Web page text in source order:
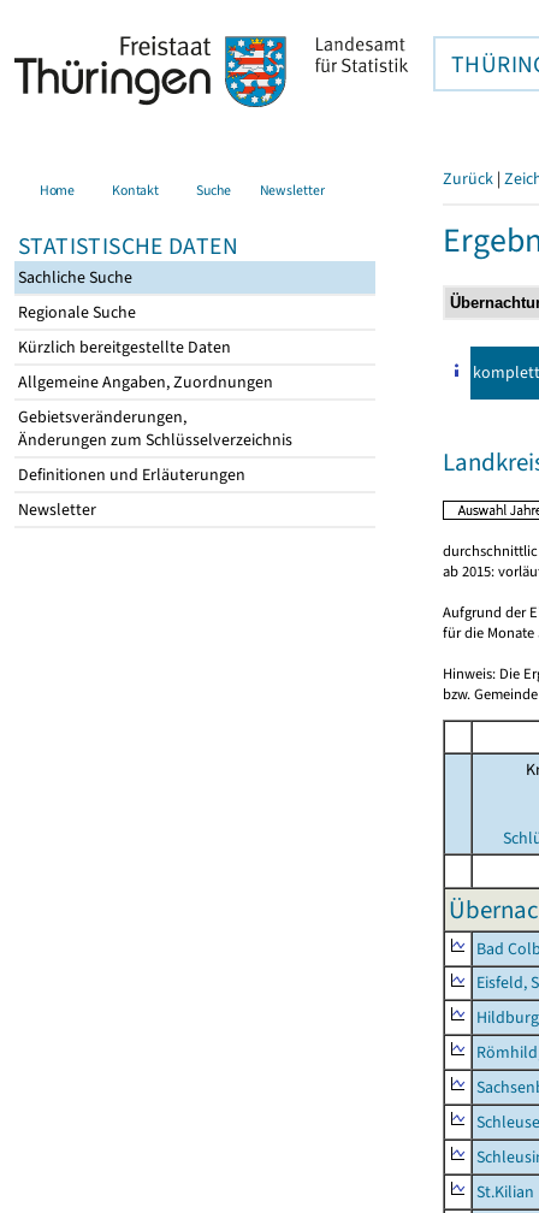
Home Kontakt Suche Newsletter
STATISTISCHE DATEN
Sachliche Suche
Regionale Suche
Kürzlich bereitgestellte Daten
Allgemeine Angaben, Zuordnungen
Gebietsveränderungen,
Änderungen zum Schlüsselverzeichnis
Definitionen und Erläuterungen
Newsletter
Zurück |
komplett
ab 2015:
Aufgrund der
für die Monate
Hinweis: Die
bzw.
Bad
Eisfeld,
St.Kilian